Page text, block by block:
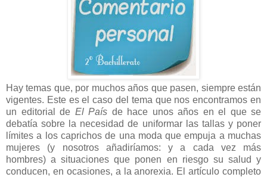
Hay temas que, por muchos años que pasen, siempre están
vigentes. Este es el caso del tema que nos encontramos en
un editorial de El País de hace unos años en el que se
debatía sobre la necesidad de uniformar las tallas y poner
límites a los caprichos de una moda que empuja a muchas
mujeres (y nosotros añadiríamos: y a cada vez más
hombres) a situaciones que ponen en riesgo su salud y
conducen, en ocasiones, a la anorexia. El artículo completo